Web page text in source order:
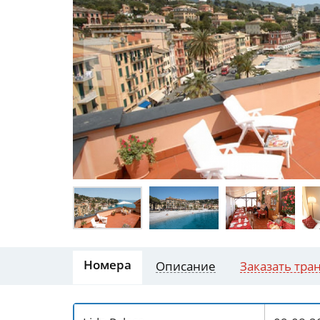
Номера Описание Заказать